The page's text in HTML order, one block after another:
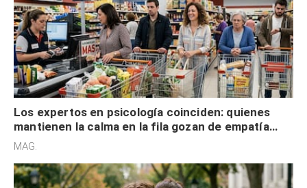
Los expertos en psicología coinciden: quienes
mantienen la calma en la fila gozan de empatía
cognitiva, gratitud y no solo tienen autocontrol
MAG.